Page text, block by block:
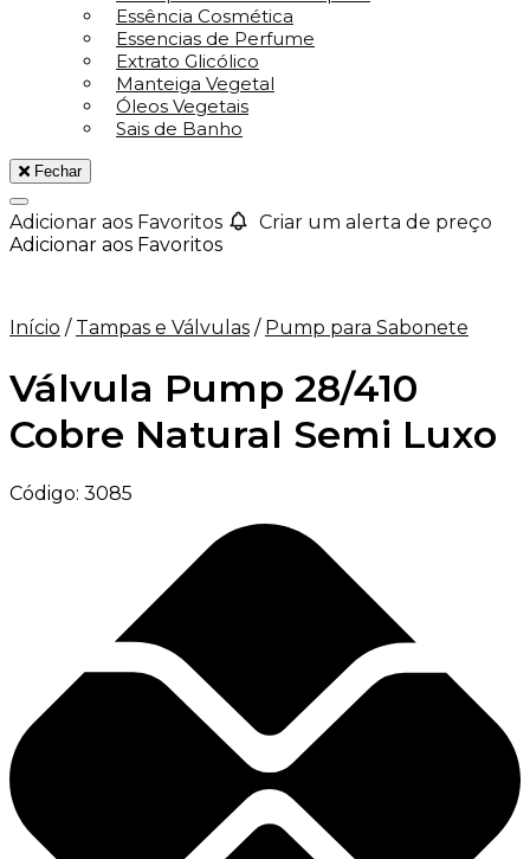
Essência Cosmética
Essencias de Perfume
Extrato Glicólico
Manteiga Vegetal
Óleos Vegetais
Sais de Banho
Fechar
Adicionar aos Favoritos
Criar um alerta de preço
Adicionar aos Favoritos
Início / Tampas e Válvulas / Pump para Sabonete
Válvula Pump 28/410
Cobre Natural Semi Luxo
Código: 3085